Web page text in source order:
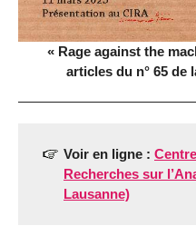
« Rage against the
articles du n° 65 de
Voir en ligne :
Recherches sur
Lausanne)